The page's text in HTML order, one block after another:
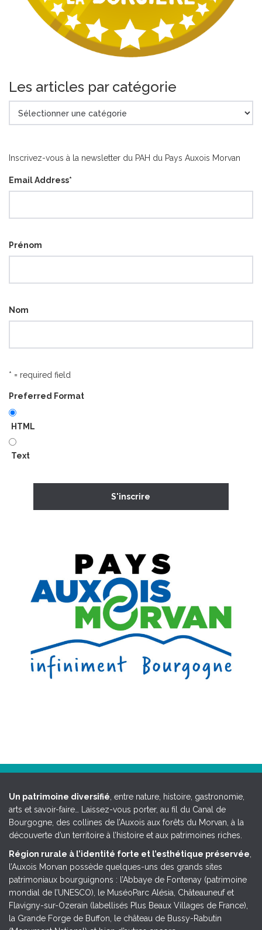
Les articles par catégorie
articles
Inscrivez-vous à la newsletter du PAH du Pays Auxois Morvan
Email Address*
Prénom
Nom
* = required field
Preferred Format
HTML
Text
Un patrimoine diversifié, entre nature, histoire, gastronomie,
arts et savoir-faire… Laissez-vous porter, au fil du Canal de
Bourgogne, des collines de l’Auxois aux forêts du Morvan, à la
découverte d’un territoire à l’histoire et aux patrimoines riches.
Région rurale à l’identité forte et l’esthétique préservée,
l’Auxois Morvan possède quelques-uns des grands sites
patrimoniaux bourguignons : l’Abbaye de Fontenay (patrimoine
mondial de l’UNESCO), le MuséoParc Alésia, Châteauneuf et
Flavigny-sur-Ozerain (labellisés Plus Beaux Villages de France),
la Grande Forge de Buffon, le château de Bussy-Rabutin